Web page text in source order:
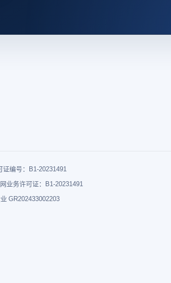
编号：B1-20231491
业务许可证：B1-20231491
GR202433002203